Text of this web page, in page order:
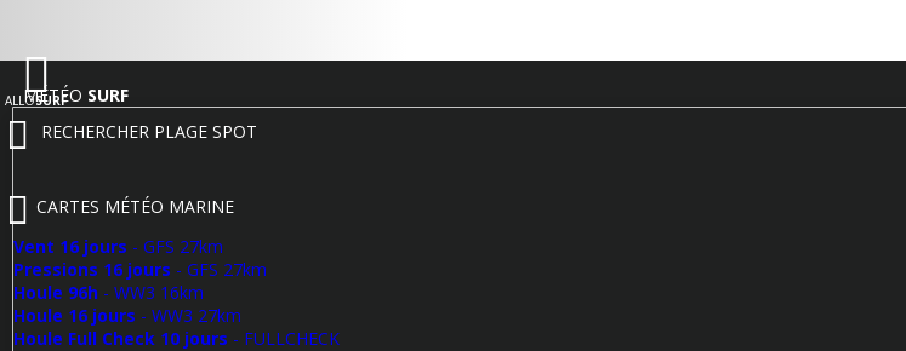
ALLOSURF
MÉTÉO SURF
RECHERCHER PLAGE SPOT
CARTES MÉTÉO MARINE
Vent 16 jours - GFS 27km
Pressions 16 jours - GFS 27km
Houle 96h - WW3 16km
Houle 16 jours - WW3 27km
Houle Full Check 10 jours - FULLCHECK